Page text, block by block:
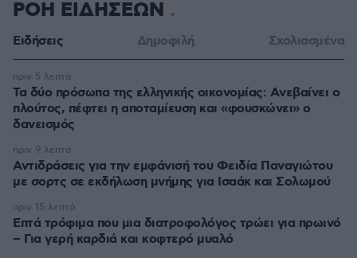
ΡΟΗ ΕΙΔΗΣΕΩΝ
Ειδήσεις Δημοφιλή Σχολιασμένα
Τα δύο πρόσωπα της ελληνικής οικονομίας: Aνεβαίνει ο
πλούτος, πέφτει η αποταμίευση και «φουσκώνει» ο
δανεισμός
πριν 5 λεπτά
Αντιδράσεις για την εμφάνισή του Φειδία Παναγιώτου
με σορτς σε εκδήλωση μνήμης για Ισαάκ και Σολωμού
πριν 9 λεπτά
Επτά τρόφιμα που μια διατροφολόγος τρώει για πρωινό
– Για γερή καρδιά και κοφτερό μυαλό
πριν 15 λεπτά